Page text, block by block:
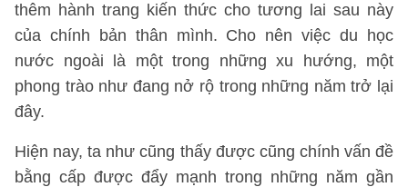
thêm hành trang kiến thức cho tương lai sau này
của chính bản thân mình. Cho nên việc du học
nước ngoài là một trong những xu hướng, một
phong trào như đang nở rộ trong những năm trở lại
đây.
Hiện nay, ta như cũng thấy được cũng chính vấn đề
bằng cấp được đẩy mạnh trong những năm gần